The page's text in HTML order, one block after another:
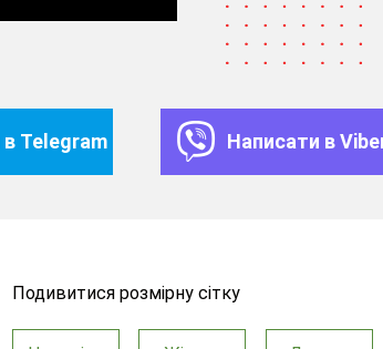
Telegram Написати в
Подивитися розмірну сітку